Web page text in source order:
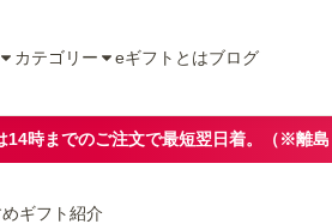
カテゴリー eギフトとはブログ
14時までのご注文で最短翌日着。（※離島
ギフト紹介